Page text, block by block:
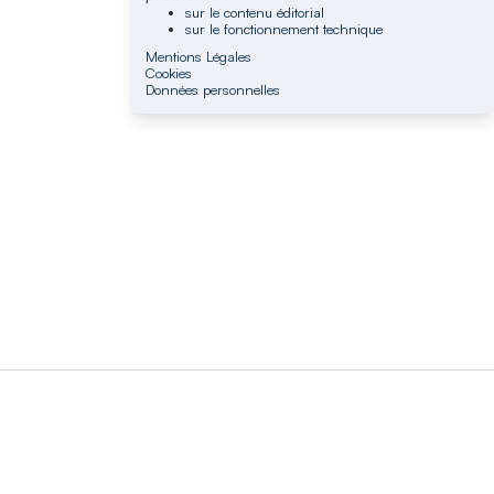
sur le contenu éditorial
sur le fonctionnement technique
Mentions Légales
Cookies
Données personnelles